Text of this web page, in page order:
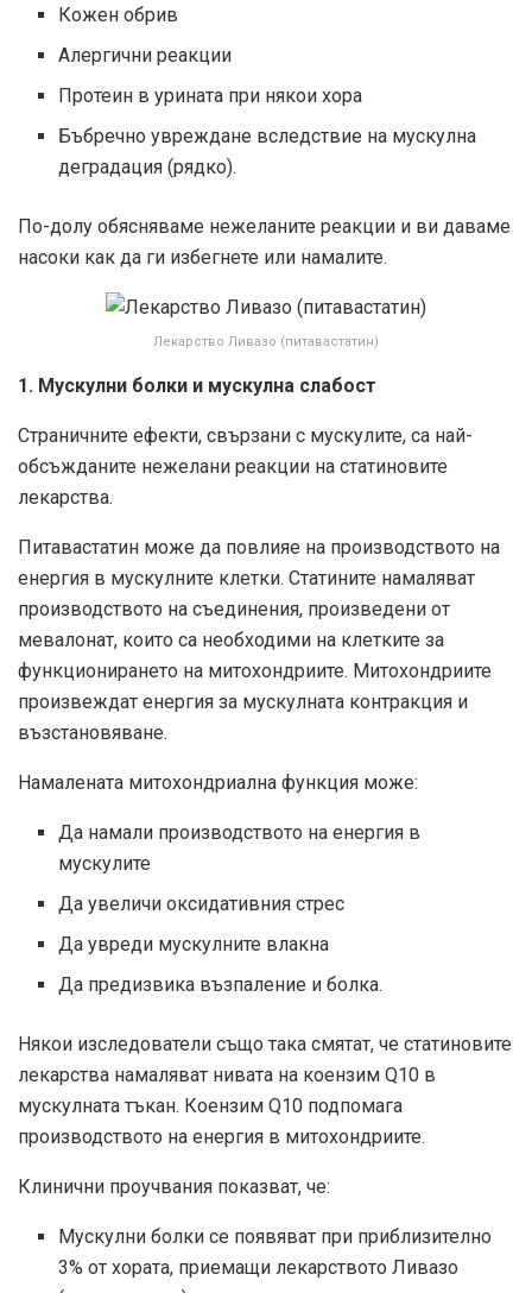
Кожен обрив
Алергични реакции
Протеин в урината при някои хора
Бъбречно увреждане вследствие на мускулна
деградация (рядко).
По-долу обясняваме нежеланите реакции и ви даваме
насоки как да ги избегнете или намалите.
Лекарство Ливазо (питавастатин)
1. Мускулни болки и мускулна слабост
Страничните ефекти, свързани с мускулите, са най-
обсъжданите нежелани реакции на статиновите
лекарства.
Питавастатин може да повлияе на производството на
енергия в мускулните клетки. Статините намаляват
производството на съединения, произведени от
мевалонат, които са необходими на клетките за
функционирането на митохондриите. Митохондриите
произвеждат енергия за мускулната контракция и
възстановяване.
Намалената митохондриална функция може:
Да намали производството на енергия в
мускулите
Да увеличи оксидативния стрес
Да увреди мускулните влакна
Да предизвика възпаление и болка.
Някои изследователи също така смятат, че статиновите
лекарства намаляват нивата на коензим Q10 в
мускулната тъкан. Коензим Q10 подпомага
производството на енергия в митохондриите.
Клинични проучвания показват, че:
Мускулни болки се появяват при приблизително
3% от хората, приемащи лекарството Ливазо